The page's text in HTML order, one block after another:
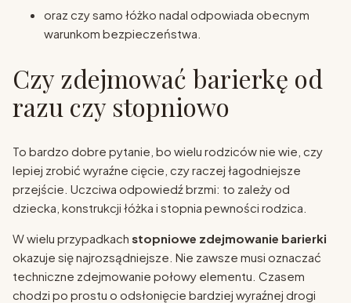
oraz czy samo łóżko nadal odpowiada obecnym
warunkom bezpieczeństwa.
Czy zdejmować barierkę od
razu czy stopniowo
To bardzo dobre pytanie, bo wielu rodziców nie wie, czy
lepiej zrobić wyraźne cięcie, czy raczej łagodniejsze
przejście. Uczciwa odpowiedź brzmi: to zależy od
dziecka, konstrukcji łóżka i stopnia pewności rodzica.
W wielu przypadkach stopniowe zdejmowanie barierki
okazuje się najrozsądniejsze. Nie zawsze musi oznaczać
techniczne zdejmowanie połowy elementu. Czasem
chodzi po prostu o odsłonięcie bardziej wyraźnej drogi